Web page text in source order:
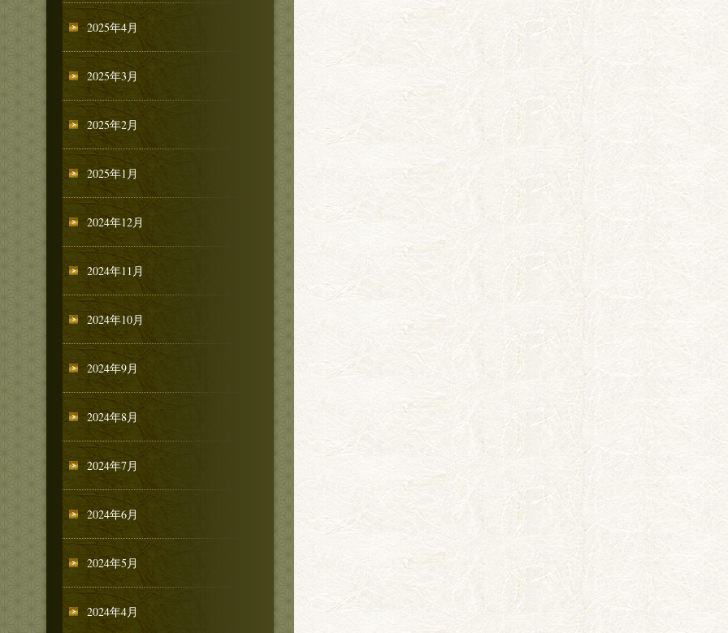
2025年4月
2025年3月
2025年2月
2025年1月
2024年12月
2024年11月
2024年10月
2024年9月
2024年8月
2024年7月
2024年6月
2024年5月
2024年4月